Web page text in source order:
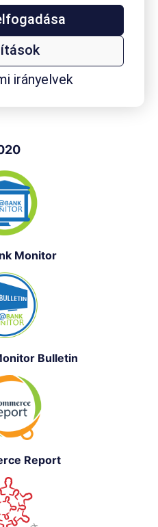
irányelvek
Tracking
Monitor
Bulletin
Report